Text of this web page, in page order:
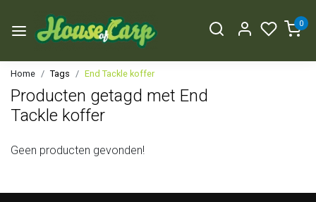
0
Home Tags End Tackle koffer
Producten getagd met End
Tackle koffer
Geen producten gevonden!